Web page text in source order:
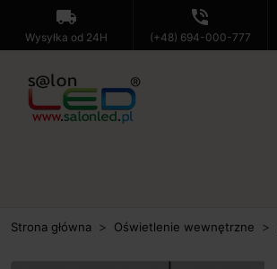
local_shipping
Wysyłka od 24H
phone_in_talk
(+48) 694-000-777
Strona główna Oświetlenie wewnętrzne